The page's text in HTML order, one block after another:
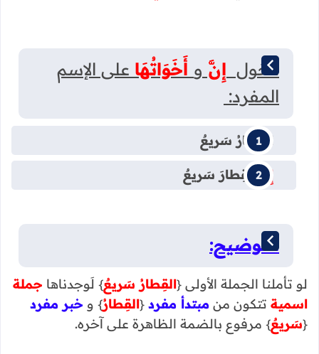
دخول إِنَّ و أَخَوَاتُهَا على الإسم
المفرد:
القِطارُ سَريعٌ
إِنَّالقِطارَ سَريعٌ
التوضيح:
لو تأملنا الجملة الأولى {القِطارُ سَريعٌ} لَوجدناها جملة
اسمية تتكون من مبتدأ مفرد {القِطارُ} و خبر مفرد
{سَريعٌ} مرفوع بالضمة الظاهرة على آخره.